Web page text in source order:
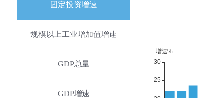
固定投资增速
规模以上工业增加值增速
GDP总量
GDP增速